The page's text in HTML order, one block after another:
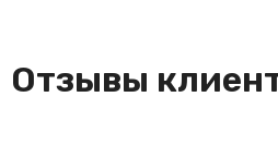
Отзывы